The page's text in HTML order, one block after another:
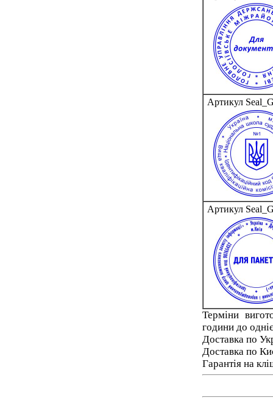
Артикул
Артикул
Терміни
години до
Доставка по
Доставка по
Гарантія на